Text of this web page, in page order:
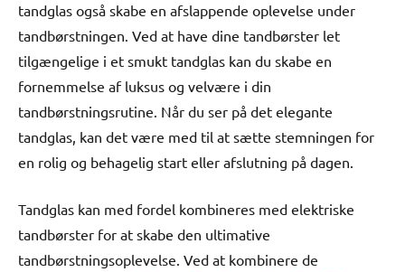
tandglas også skabe en afslappende oplevelse under
tandbørstningen. Ved at have dine tandbørster let
tilgængelige i et smukt tandglas kan du skabe en
fornemmelse af luksus og velvære i din
tandbørstningsrutine. Når du ser på det elegante
tandglas, kan det være med til at sætte stemningen for
en rolig og behagelig start eller afslutning på dagen.
Tandglas kan med fordel kombineres med elektriske
tandbørster for at skabe den ultimative
tandbørstningsoplevelse. Ved at kombinere de